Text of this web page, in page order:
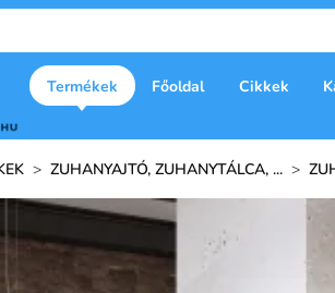
Termékek Főoldal Cikkek
> ZUHANYAJTÓ, ZUHANYTÁLCA, ... >